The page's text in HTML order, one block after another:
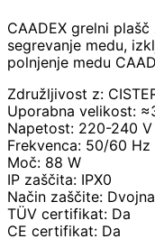
CAADEX grelni
segrevanje medu,
polnjenje medu
Združljivost z:
Uporabna velikost:
Napetost: 220-240 V
Frekvenca: 50/60 Hz
Moč: 88 W
IP zaščita: IPX0
Način zaščite:
TÜV certifikat: Da
CE certifikat: Da